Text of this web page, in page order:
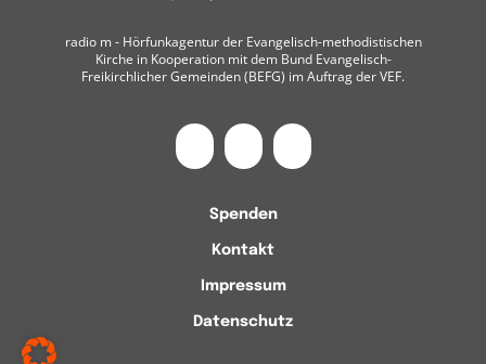
radio m ‐ Hörfunkagentur der Evangelisch-methodistischen
Kirche in Kooperation mit dem Bund Evangelisch-
Freikirchlicher Gemeinden (BEFG) im Auftrag der VEF.
Spenden
Kontakt
Impressum
Datenschutz